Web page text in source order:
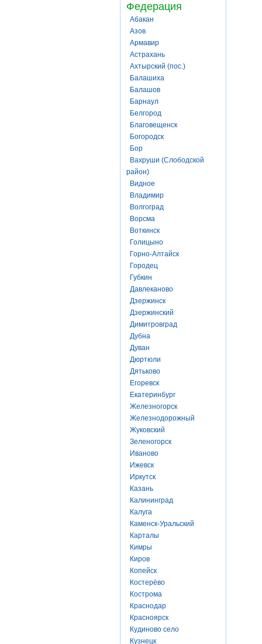
Федерация
Абакан
Азов
Армавир
Астрахань
Ахтырский (пос.)
Балашиха
Балашов
Барнаул
Белгород
Благовещенск
Богородск
Бор
Вахруши (Слободской
район)
Видное
Владимир
Волгоград
Ворсма
Воткинск
Голицыно
Горно-Алтайск
Городец
Губкин
Давлеканово
Дзержинск
Дзержинский
Димитровград
Дубна
Дуван
Дюртюли
Дятьково
Егоревск
Екатеринбург
Железногорск
Железнодорожный
Жуковский
Зеленогорск
Иваново
Ижевск
Иркутск
Казань
Калининград
Калуга
Каменск-Уральский
Карталы
Кимры
Киров
Копейск
Костерёво
Кострома
Краснодар
Красноярск
Кудиново село
Кузнецк